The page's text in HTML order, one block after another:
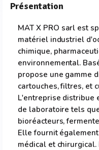
Présentation
MAT X PRO sarl est
matériel industriel
chimique,
environnemental.
propose une gamme
cartouches, filtres, et
L'entreprise distribue
de laboratoire tels
bioréacteurs,
Elle fournit
médical et chirurgical.